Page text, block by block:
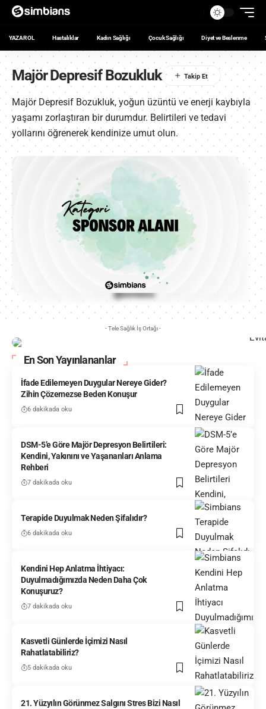
YAZAR OL Hastalıklar Kadın Sağlığı Çocuk Sağlığı Diyet ve Beslenme
Majör Depresif Bozukluk
Majör Depresif Bozukluk, yoğun üzüntü ve enerji kaybıyla
yaşamı zorlaştıran bir durumdur. Belirtileri ve tedavi
yollarını öğrenerek kendinize umut olun.
- Tele Sağlık İş Ortağı -
En Son Yayınlananlar
İfade Edilemeyen Duygular Nereye Gider?
Zihin Çözemezse Beden Konuşur
6 dakikada oku
DSM-5’e Göre Majör Depresyon Belirtileri:
Kendini, Yakınını ve Yaşananları Anlama
Rehberi
7 dakikada oku
Terapide Duyulmak Neden Şifalıdır?
6 dakikada oku
Kendini Hep Anlatma İhtiyacı:
Duyulmadığımızda Neden Daha Çok
Konuşuruz?
7 dakikada oku
Kasvetli Günlerde İçimizi Nasıl
Rahatlatabiliriz?
5 dakikada oku
21. Yüzyılın Görünmez Salgını Stres Bizi Nasıl